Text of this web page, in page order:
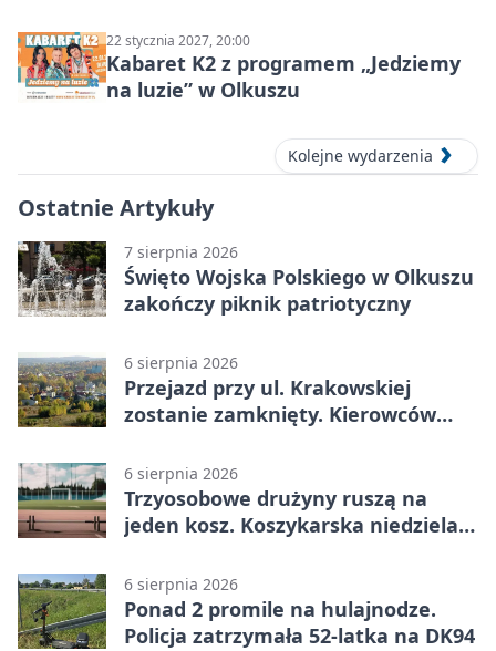
22 stycznia 2027, 20:00
Kabaret K2 z programem „Jedziemy
na luzie” w Olkuszu
Kolejne wydarzenia
Ostatnie Artykuły
7 sierpnia 2026
Święto Wojska Polskiego w Olkuszu
zakończy piknik patriotyczny
6 sierpnia 2026
Przejazd przy ul. Krakowskiej
zostanie zamknięty. Kierowców
6 sierpnia 2026
Trzyosobowe drużyny ruszą na
jeden kosz. Koszykarska niedziela
6 sierpnia 2026
Ponad 2 promile na hulajnodze.
Policja zatrzymała 52-latka na DK94